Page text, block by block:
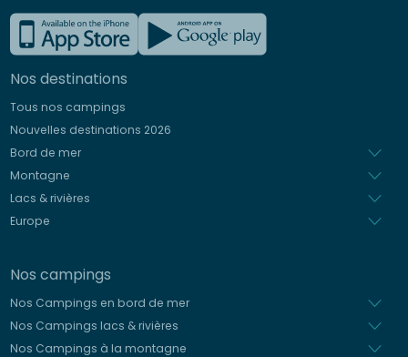
Anglais
Allemand
Italien
Espagnol
Néerlandais
Nos destinations
Tous nos campings
Nouvelles destinations 2026
Bord de mer
Montagne
Lacs & rivières
Europe
Nos campings
Nos Campings en bord de mer
Nos Campings lacs & rivières
Nos Campings à la montagne